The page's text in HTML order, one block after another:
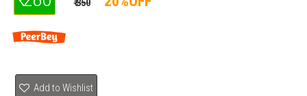
₹ 350
Add to Wishlist